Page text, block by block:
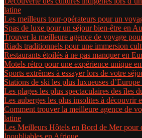
latine
Les meilleurs tour-opérateurs pour un
Spas de luxe pour un séjour bien-être en
Trouver la meilleure agence de voyage
Riads traditionnels pour une immersion
Restaurants étoilés à ne pas manquer en
Motels rétro pour une expérience unique
Sports extrêmes à essayer lors de votre
Stations de ski les plus luxueuses d’Europe
Les plages les plus spectaculaires des îles
Les auberges les plus insolites à découvrir
Comment trouver la meilleure agence de
latine
Les Meilleurs Hôtels en Bord de Mer pour
Inoubliables en Afrique